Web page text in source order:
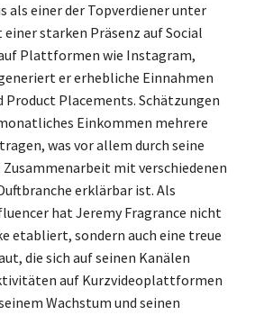
als einer der Topverdiener unter
starken Präsenz auf Social
Plattformen wie Instagram,
er erhebliche Einnahmen
Product Placements. Schätzungen
Einkommen mehrere
was vor allem durch seine
Zusammenarbeit mit verschiedenen
erklärbar ist. Als
hat Jeremy Fragrance nicht
etabliert, sondern auch eine treue
die sich auf seinen Kanälen
auf Kurzvideoplattformen
Wachstum und seinen